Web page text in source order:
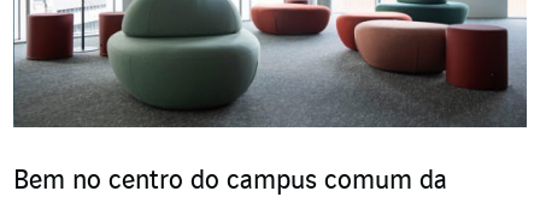
Bem no centro do campus comum da